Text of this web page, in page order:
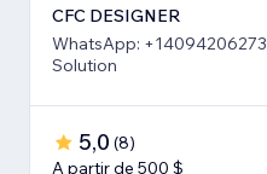
CFC DESIGNER
WhatsApp: +14094206273 | Your Partner for Digital
Solution
5,0 (8)
A partir de 500 $